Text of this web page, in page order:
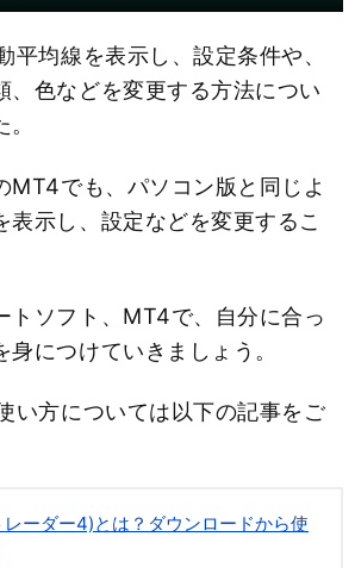
平均線を表示し、設定条件や、
、色などを変更する方法につい
MT4でも、パソコン版と同じよ
表示し、設定などを変更するこ
トソフト、MT4で、自分に合っ
につけていきましょう。
い方については以下の記事をご
ーダー4)とは？ダウンロードから使